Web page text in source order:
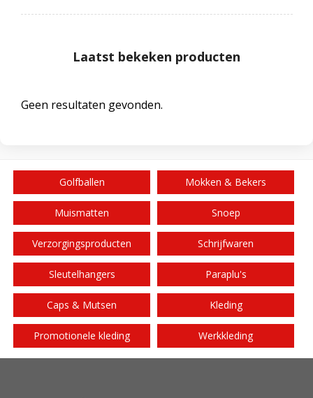
Laatst bekeken producten
Geen resultaten gevonden.
Golfballen Mokken & Bekers
Muismatten Snoep
Verzorgingsproducten Schrijfwaren
Sleutelhangers Paraplu's
Caps & Mutsen Kleding
Promotionele kleding Werkkleding